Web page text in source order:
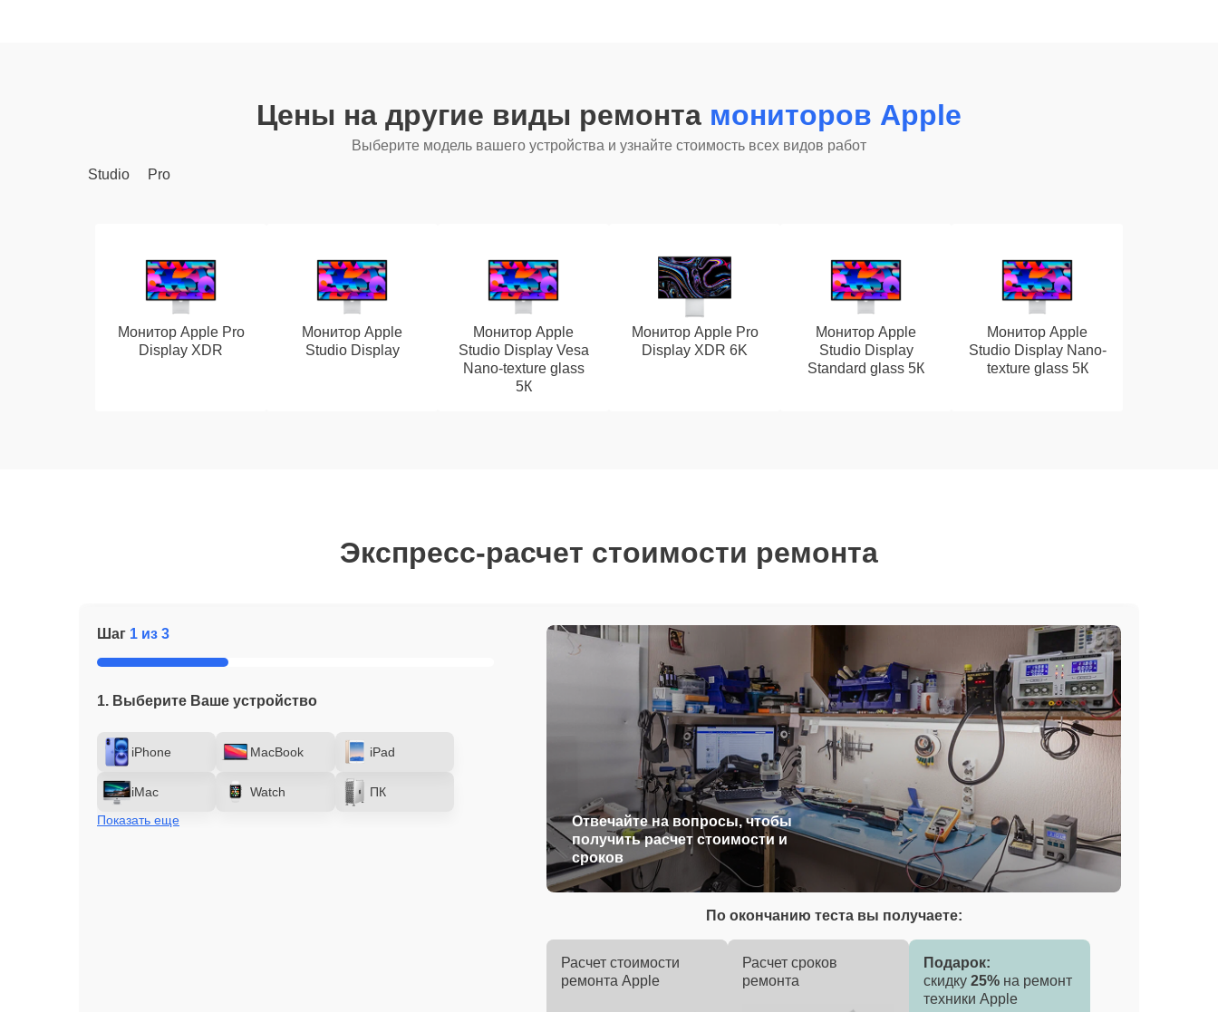
Цены на другие виды ремонта мониторов Apple
Выберите модель вашего устройства и узнайте стоимость всех видов работ
Studio
Pro
Монитор Apple Pro
Display XDR
Монитор Apple
Studio Display
Монитор Apple
Studio Display Vesa
Nano-texture glass
5К
Монитор Apple Pro
Display XDR 6K
Монитор Apple
Studio Display
Standard glass 5К
Монитор Apple
Studio Display Nano-
texture glass 5К
Экспресс-расчет стоимости ремонта
Шаг 1 из 3
1. Выберите Ваше устройство
iPhone MacBook iPad
iMac Watch
ПК
Показать еще
Отвечайте на вопросы, чтобы
получить расчет стоимости и
сроков
По окончанию теста вы получаете:
Расчет стоимости
ремонта Apple
Расчет сроков
ремонта
Подарок:
скидку 25% на ремонт
техники Apple